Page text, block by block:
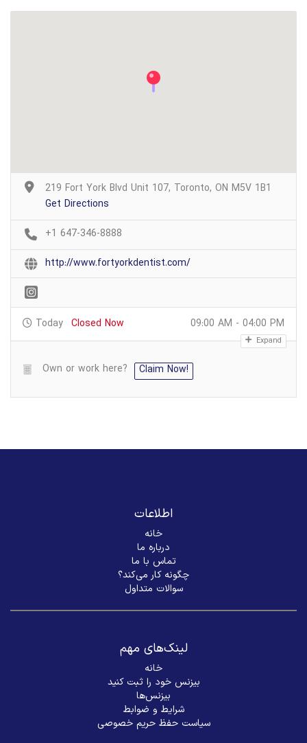
219 Fort York Blvd Unit 107, Toronto, ON M5V 1B1
Get Directions
+1 647-346-8888
http://www.fortyorkdentist.com/
Today Closed Now 09:00 AM - 04:00 PM
Expand
Own or work here? Claim Now!
اطلاعات
خانه
درباره ما
تماس با ما
چگونه کار می‌کند؟
سوالات متداول
لینک‌های مهم
خانه
بیزنس خود را ثبت کنید
بیزنس‌ها
شرایط و ضوابط
سیاست حفظ حریم خصوصی